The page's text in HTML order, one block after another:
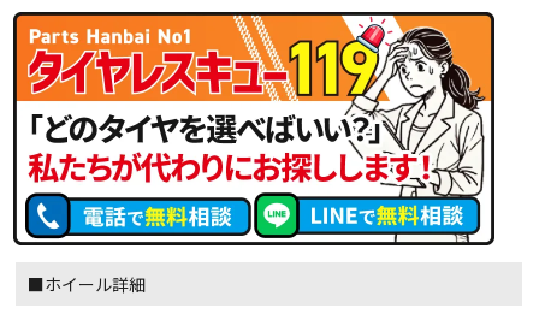
■ホイール詳細